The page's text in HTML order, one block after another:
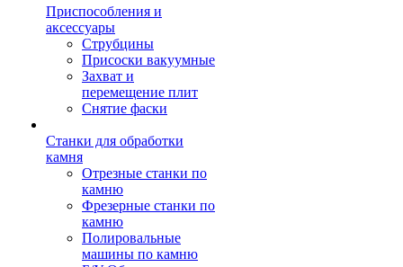
Приспособления и
аксессуары
Струбцины
Присоски вакуумные
Захват и
перемещение плит
Снятие фаски
Станки для обработки
камня
Отрезные станки по
камню
Фрезерные станки по
камню
Полировальные
машины по камню